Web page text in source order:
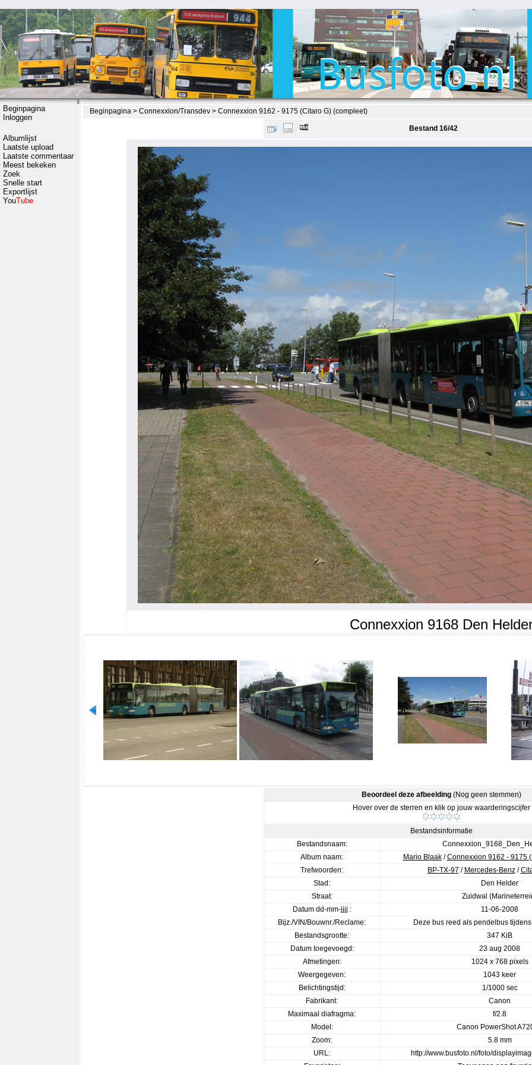
Beginpagina
Inloggen
Albumlijst
Laatste upload
Laatste commentaar
Meest bekeken
Zoek
Snelle start
Exportlijst
YouTube
Beginpagina > Connexxion/Transdev > Connexxion 9162 - 9175 (Citaro G) (compleet)
Bestand 16/42
Connexxion 9168 Den
Beoordeel deze afbeelding (Nog geen stemmen)
Hover over de sterren en klik op jouw waarderingscijfer
Bestandsinformatie
Bestandsnaam:
Album naam:
Mario Blaak/Connexxion 9162 - 9175
Trefwoorden:
BP-TX-97 / Mercedes-Benz/
Stad:
Den Helder
Straat:
Zuidwal
Datum dd-mm-jjjj :
11-06-2008
Bijz./VIN/Bouwnr./Reclame:
Deze bus reed als pendelbus
Bestandsgrootte:
347 KiB
Datum toegevoegd:
23 aug 2008
Afmetingen:
1024 x 768 pixels
Weergegeven:
1043 keer
Belichtingstijd:
1/1000 sec
Fabrikant:
Canon
Maximaal diafragma:
f/2.8
Model:
Canon PowerShot
Zoom:
5.8 mm
URL:
http://www.busfoto.nl/foto/